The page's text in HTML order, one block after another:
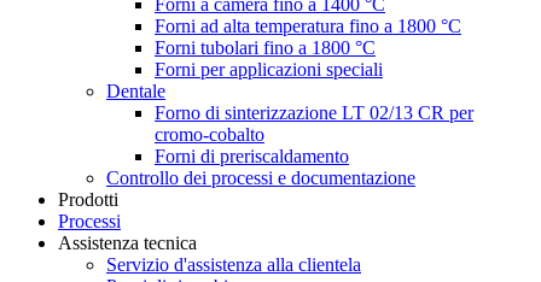
Forni a camera fino a 1400 °C
Forni ad alta temperatura fino a 1800 °C
Forni tubolari fino a 1800 °C
Forni per applicazioni speciali
Dentale
Forno di sinterizzazione LT 02/13 CR per
cromo-cobalto
Forni di preriscaldamento
Controllo dei processi e documentazione
Prodotti
Processi
Assistenza tecnica
Servizio d'assistenza alla clientela